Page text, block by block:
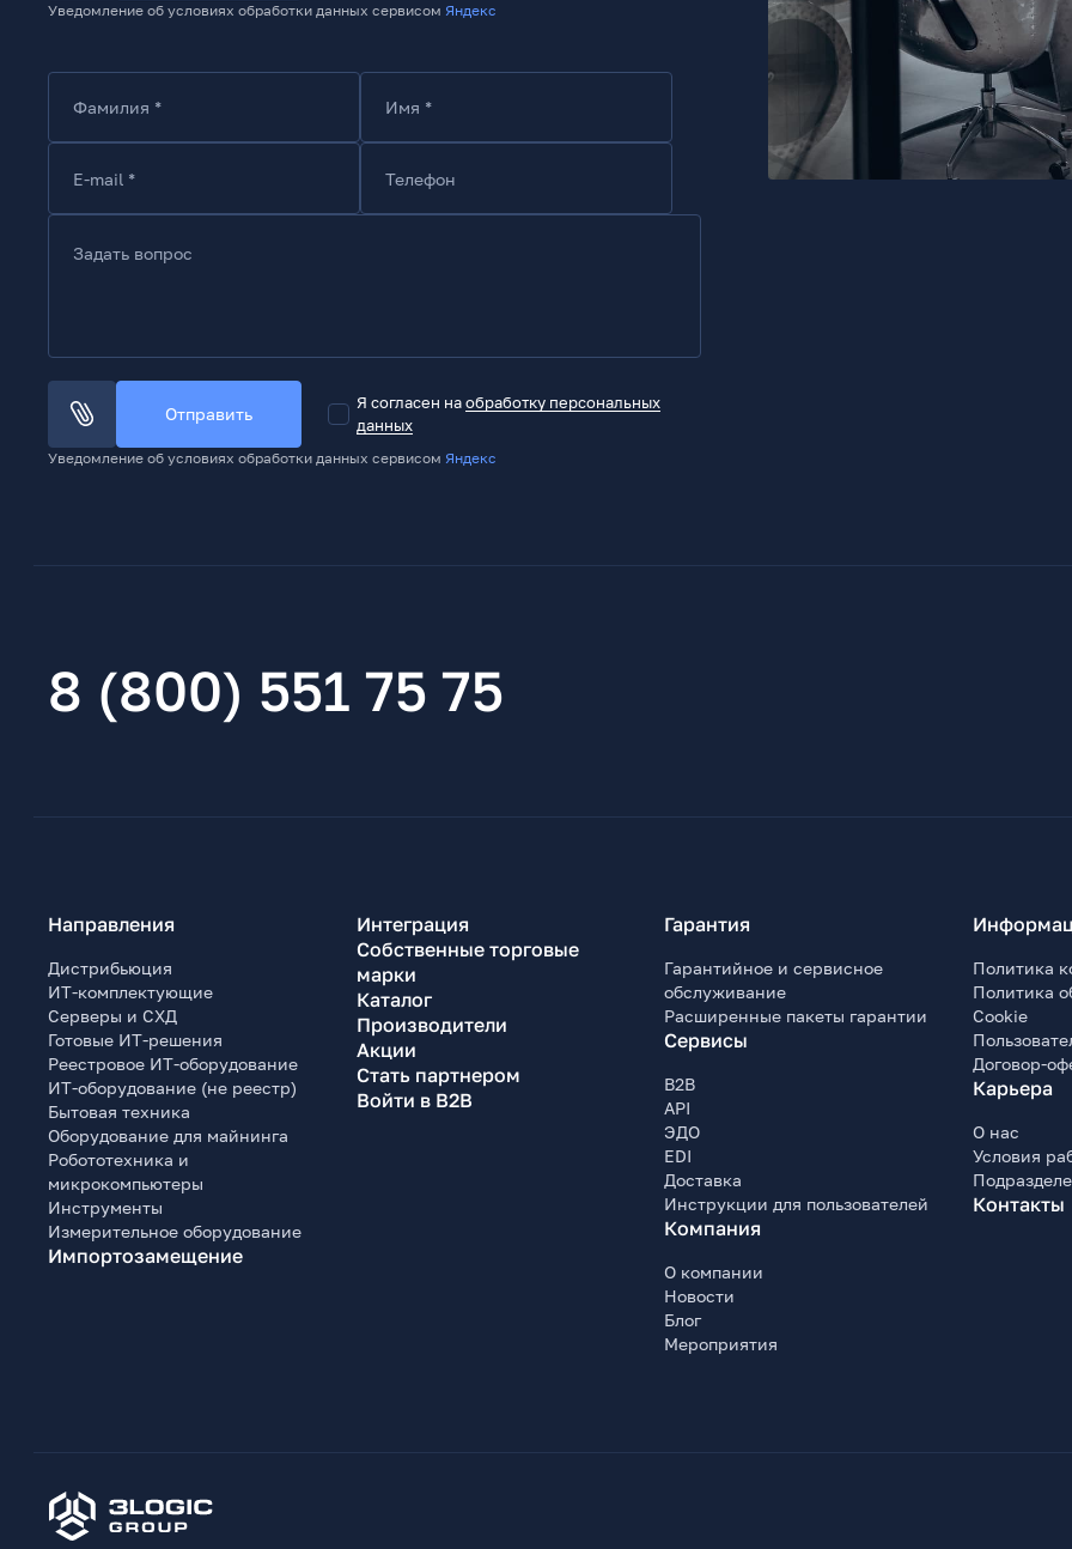
Уведомление об условиях обработки данных сервисом Яндекс
Фамилия * Имя *
E-mail * Телефон
Задать вопрос
Отправить
Я согласен наобработку персональных
данных
Уведомление об условиях обработки данных сервисом Яндекс
8 (800) 551 75 75
Направления
Дистрибьюция
ИТ-комплектующие
Серверы и СХД
Готовые ИТ-решения
Реестровое ИТ-оборудование
ИТ-оборудование (не реестр)
Бытовая техника
Оборудование для майнинга
Робототехника и
микрокомпьютеры
Инструменты
Измерительное оборудование
Импортозамещение
Интеграция
Собственные торговые
марки
Каталог
Производители
Акции
Стать партнером
Войти в B2B
Гарантия
Гарантийное и сервисное
обслуживание
Расширенные пакеты гарантии
Сервисы
B2B
API
ЭДО
EDI
Доставка
Инструкции для пользователей
Компания
О компании
Новости
Блог
Мероприятия
Политика
Политика
Cookie
Договор-
Карьера
О нас
Условия
Контакты